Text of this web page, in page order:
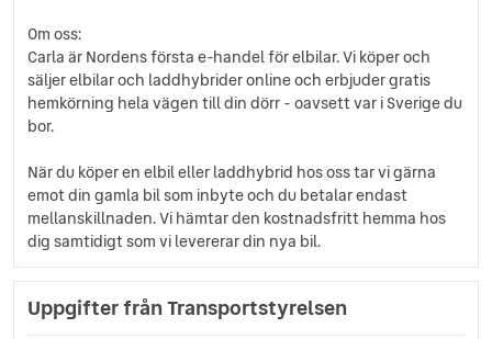
Om oss:
Carla är Nordens första e-handel för elbilar. Vi köper och
säljer elbilar och laddhybrider online och erbjuder gratis
hemkörning hela vägen till din dörr - oavsett var i Sverige du
bor.
När du köper en elbil eller laddhybrid hos oss tar vi gärna
emot din gamla bil som inbyte och du betalar endast
mellanskillnaden. Vi hämtar den kostnadsfritt hemma hos
dig samtidigt som vi levererar din nya bil.
Uppgifter från Transportstyrelsen